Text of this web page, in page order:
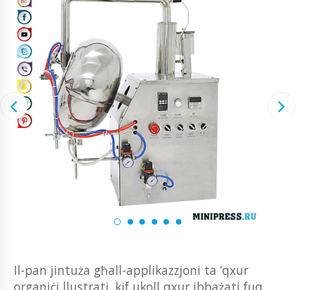
Il-pan jintuża għall-applikazzjoni ta ’qxur
organiċi llustrati, kif ukoll qxur ibbażati fuq